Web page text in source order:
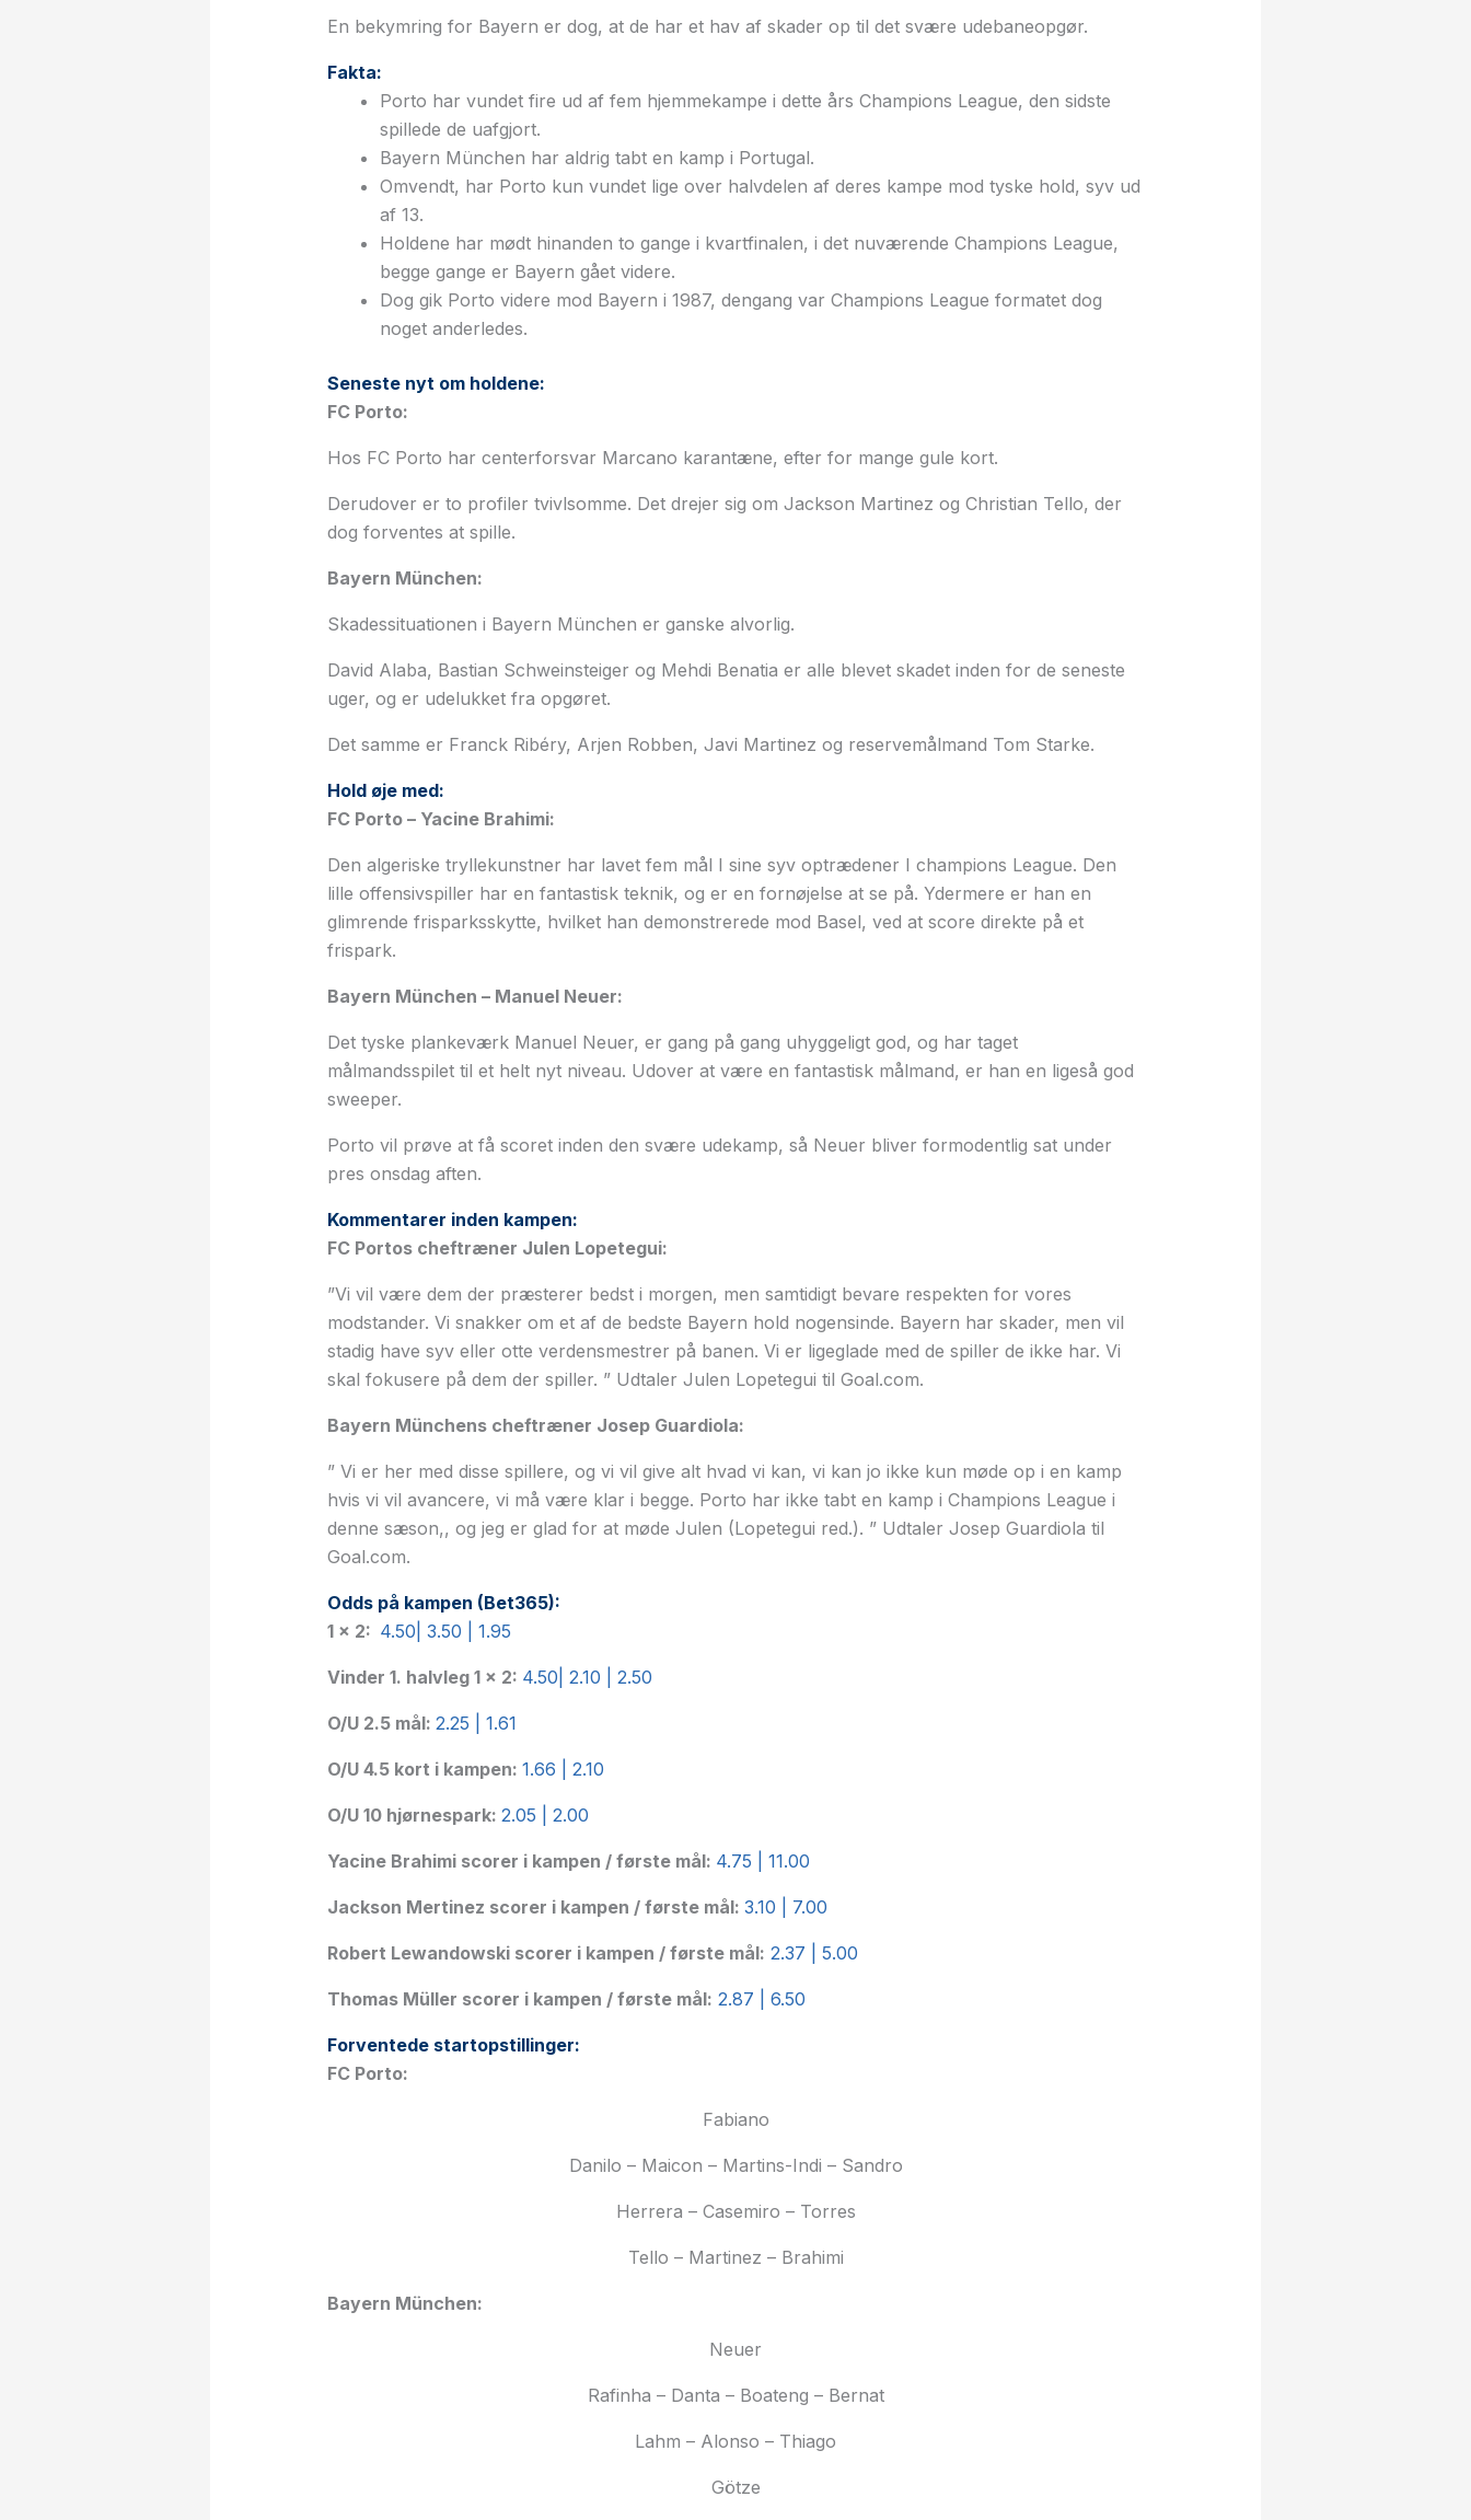
En bekymring for Bayern er dog, at de har et hav af skader op til det svære udebaneopgør.
Fakta:
Porto har vundet fire ud af fem hjemmekampe i dette års Champions League, den sidste
spillede de uafgjort.
Bayern München har aldrig tabt en kamp i Portugal.
Omvendt, har Porto kun vundet lige over halvdelen af deres kampe mod tyske hold, syv ud
af 13.
Holdene har mødt hinanden to gange i kvartfinalen, i det nuværende Champions League,
begge gange er Bayern gået videre.
Dog gik Porto videre mod Bayern i 1987, dengang var Champions League formatet dog
noget anderledes.
Seneste nyt om holdene:
FC Porto:
Hos FC Porto har centerforsvar Marcano karantæne, efter for mange gule kort.
Derudover er to profiler tvivlsomme. Det drejer sig om Jackson Martinez og Christian Tello, der
dog forventes at spille.
Bayern München:
Skadessituationen i Bayern München er ganske alvorlig.
David Alaba, Bastian Schweinsteiger og Mehdi Benatia er alle blevet skadet inden for de seneste
uger, og er udelukket fra opgøret.
Det samme er Franck Ribéry, Arjen Robben, Javi Martinez og reservemålmand Tom Starke.
Hold øje med:
FC Porto – Yacine Brahimi:
Den algeriske tryllekunstner har lavet fem mål I sine syv optrædener I champions League. Den
lille offensivspiller har en fantastisk teknik, og er en fornøjelse at se på. Ydermere er han en
glimrende frisparksskytte, hvilket han demonstrerede mod Basel, ved at score direkte på et
frispark.
Bayern München – Manuel Neuer:
Det tyske plankeværk Manuel Neuer, er gang på gang uhyggeligt god, og har taget
målmandsspilet til et helt nyt niveau. Udover at være en fantastisk målmand, er han en ligeså god
sweeper.
Porto vil prøve at få scoret inden den svære udekamp, så Neuer bliver formodentlig sat under
pres onsdag aften.
Kommentarer inden kampen:
FC Portos cheftræner Julen Lopetegui:
”Vi vil være dem der præsterer bedst i morgen, men samtidigt bevare respekten for vores
modstander. Vi snakker om et af de bedste Bayern hold nogensinde. Bayern har skader, men vil
stadig have syv eller otte verdensmestrer på banen. Vi er ligeglade med de spiller de ikke har. Vi
skal fokusere på dem der spiller. ” Udtaler Julen Lopetegui til Goal.com.
Bayern Münchens cheftræner Josep Guardiola:
” Vi er her med disse spillere, og vi vil give alt hvad vi kan, vi kan jo ikke kun møde op i en kamp
hvis vi vil avancere, vi må være klar i begge. Porto har ikke tabt en kamp i Champions League i
denne sæson,, og jeg er glad for at møde Julen (Lopetegui red.). ” Udtaler Josep Guardiola til
Goal.com.
Odds på kampen (Bet365):
1 × 2: 4.50| 3.50 | 1.95
Vinder 1. halvleg 1 x 2: 4.50| 2.10 | 2.50
O/U 2.5 mål: 2.25 | 1.61
O/U 4.5 kort i kampen: 1.66 | 2.10
O/U 10 hjørnespark: 2.05 | 2.00
Yacine Brahimi scorer i kampen / første mål: 4.75 | 11.00
Jackson Mertinez scorer i kampen / første mål: 3.10 | 7.00
Robert Lewandowski scorer i kampen / første mål: 2.37 | 5.00
Thomas Müller scorer i kampen / første mål: 2.87 | 6.50
Forventede startopstillinger:
FC Porto:
Fabiano
Danilo – Maicon – Martins-Indi – Sandro
Herrera – Casemiro – Torres
Tello – Martinez – Brahimi
Bayern München:
Neuer
Rafinha – Danta – Boateng – Bernat
Lahm – Alonso – Thiago
Götze